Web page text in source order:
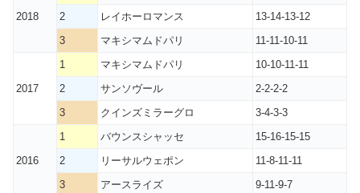
2018
2
レイホーロマンス
13-14-13-12
3
マキシマムドパリ 11-11-10-11
2017
1 マキシマムドパリ
10-10-11-11
2
サンソヴール
2-2-2-2
3
クインズミラーグロ 3-4-3-3
2016
1 バウンスシャッセ
15-16-15-15
2
リーサルウェポン
11-8-11-11
3
アースライズ 9-11-9-7